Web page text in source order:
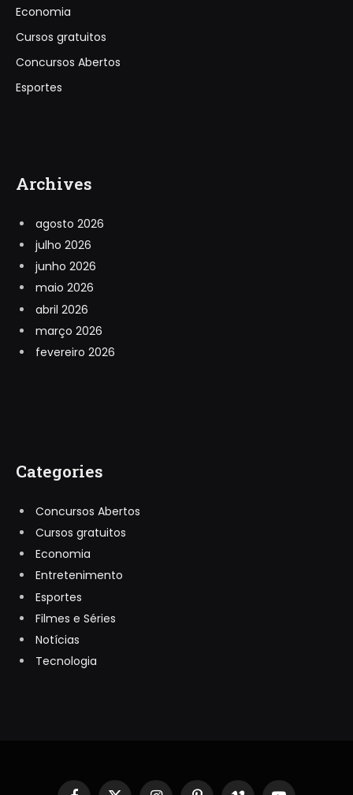
Economia
Cursos gratuitos
Concursos Abertos
Esportes
Archives
agosto 2026
julho 2026
junho 2026
maio 2026
abril 2026
março 2026
fevereiro 2026
Categories
Concursos Abertos
Cursos gratuitos
Economia
Entretenimento
Esportes
Filmes e Séries
Notícias
Tecnologia